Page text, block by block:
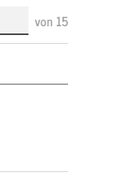
von 15